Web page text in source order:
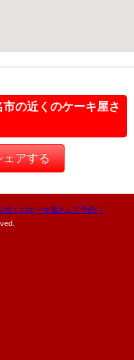
の近くのケーキ屋さ
ェアする
近くのケーキ屋さんで予約！